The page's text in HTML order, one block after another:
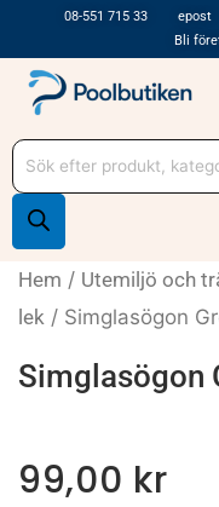
till
innehåll
08-551 715 33 epost
Bli
Produktsökning
Hem / Utemiljö och
lek / Simglasögon
Simglasögon
99,00 kr